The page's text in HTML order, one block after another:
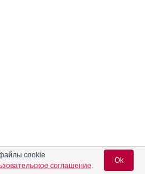
cookie
соглашение.
Ok